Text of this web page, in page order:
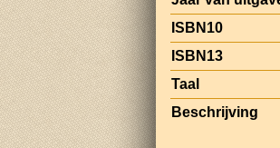
ISBN10
ISBN13
Taal
Beschrijving